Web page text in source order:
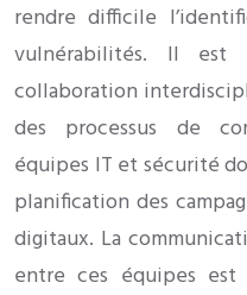
rendre difficile
vulnérabilités. Il est
collaboration
des processus de
équipes IT et sécurité
planification des
digitaux. La
entre ces équipes